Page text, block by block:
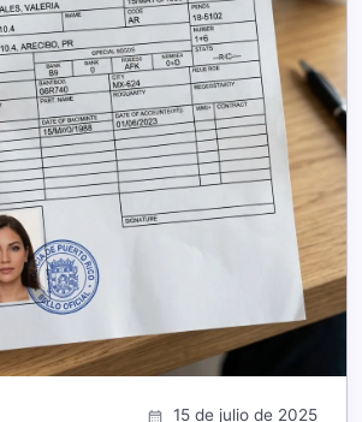
calendar_month 15 de julio de 2025